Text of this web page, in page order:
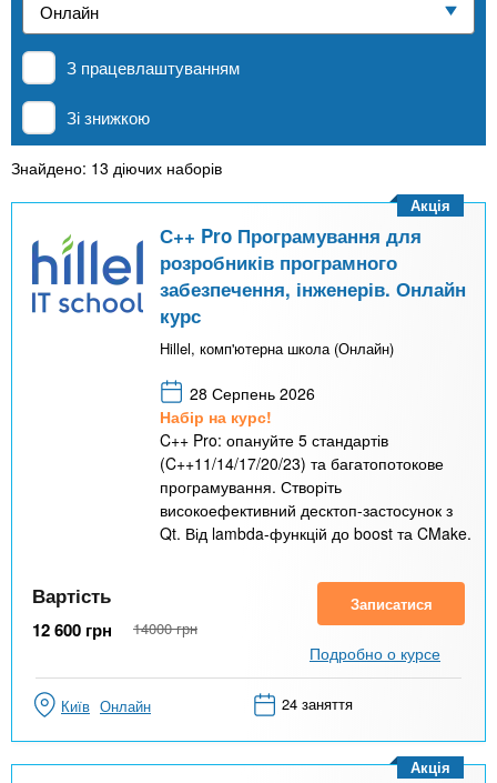
n
t
s
.
n
к
л
а
Приватні школи
Онлайн курси
За кордоном
З працевлаштуванням
Зі знижкою
Знайдено: 13 діючих наборів
С++ Pro Програмування для
розробників програмного
забезпечення, інженерів. Онлайн
курс
Hillel, комп'ютерна школа (Онлайн)
28 Серпень 2026
Набір на курс!
C++ Pro: опануйте 5 стандартів
(C++11/14/17/20/23) та багатопотокове
програмування. Створіть
високоефективний десктоп-застосунок з
Qt. Від lambda-функцій до boost та CMake.
Акція
Вартість
12 600 грн 14000 грн
Записатися
Подробно о курсе
Київ Онлайн 24 заняття
Акція